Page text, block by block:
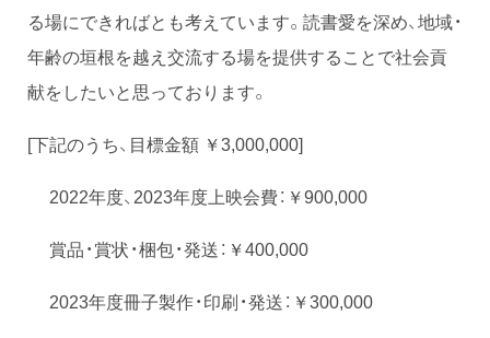
る場にできればとも考えています。読書愛を深め、地域・
年齢の垣根を越え交流する場を提供することで社会貢
献をしたいと思っております。
[下記のうち、目標金額 ￥3,000,000]
2022年度、2023年度上映会費：￥900,000
賞品・賞状・梱包・発送：￥400,000
2023年度冊子製作・印刷・発送：￥300,000